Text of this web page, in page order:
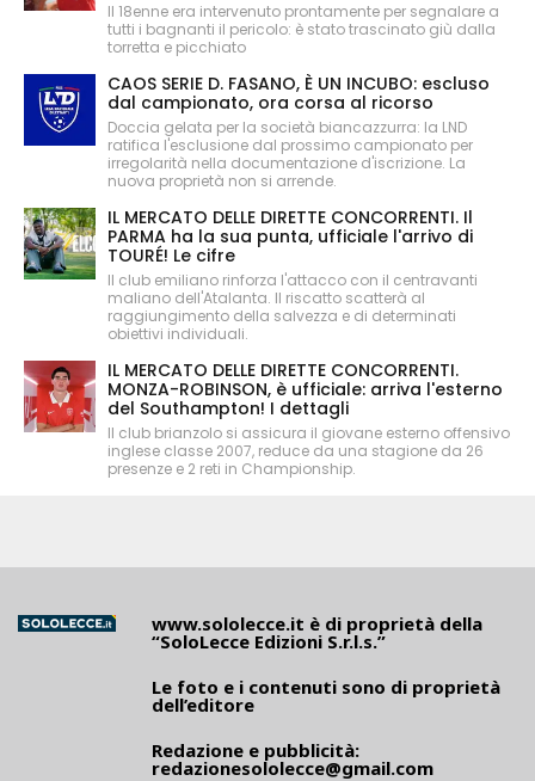
Il 18enne era intervenuto prontamente per segnalare a
tutti i bagnanti il pericolo: è stato trascinato giù dalla
torretta e picchiato
CAOS SERIE D. FASANO, È UN INCUBO: escluso
dal campionato, ora corsa al ricorso
Doccia gelata per la società biancazzurra: la LND
ratifica l'esclusione dal prossimo campionato per
irregolarità nella documentazione d'iscrizione. La
nuova proprietà non si arrende.
IL MERCATO DELLE DIRETTE CONCORRENTI. Il
PARMA ha la sua punta, ufficiale l'arrivo di
TOURÉ! Le cifre
Il club emiliano rinforza l'attacco con il centravanti
maliano dell'Atalanta. Il riscatto scatterà al
raggiungimento della salvezza e di determinati
obiettivi individuali.
IL MERCATO DELLE DIRETTE CONCORRENTI.
MONZA-ROBINSON, è ufficiale: arriva l'esterno
del Southampton! I dettagli
Il club brianzolo si assicura il giovane esterno offensivo
inglese classe 2007, reduce da una stagione da 26
presenze e 2 reti in Championship.
www.sololecce.it è di proprietà della
“SoloLecce Edizioni S.r.l.s.”
Le foto e i contenuti sono di proprietà
dell’editore
Redazione e pubblicità:
redazionesololecce@gmail.com